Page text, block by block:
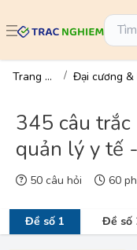
Trang chủ
345 câu trắc
quản lý y tế
50 câu hỏi 60
Đề số 1 Đề số